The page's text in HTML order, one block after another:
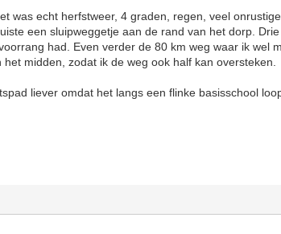
was echt herfstweer, 4 graden, regen, veel
een sluipweggetje aan de rand van het dorp.
had. Even verder de 80 km weg waar ik wel
midden, zodat ik de weg ook half kan oversteken.
liever omdat het langs een flinke basisschool